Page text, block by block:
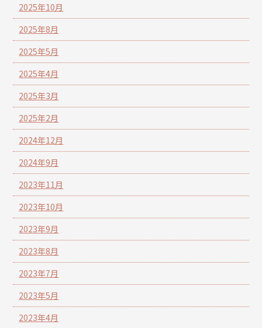
2025年10月
2025年8月
2025年5月
2025年4月
2025年3月
2025年2月
2024年12月
2024年9月
2023年11月
2023年10月
2023年9月
2023年8月
2023年7月
2023年5月
2023年4月